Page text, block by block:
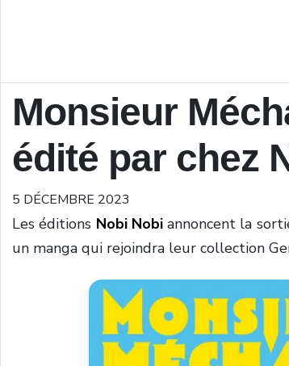
Monsieur
édité par chez
5 DÉCEMBRE 2023
Les éditions Nobi Nobiannoncent la
un manga qui rejoindra leur collection